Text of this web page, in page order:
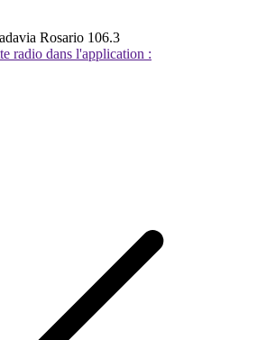
Rosario 106.3
radio dans l'application :